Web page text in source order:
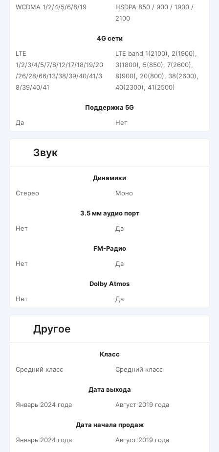
WCDMA 1/2/4/5/6/8/19
HSDPA 850 / 900 / 1900 /
2100
4G сети
LTE
1/2/3/4/5/7/8/12/17/18/19/20
/26/28/66/13/38/39/40/41/3
8/39/40/41
LTE band 1(2100), 2(1900),
3(1800), 5(850), 7(2600),
8(900), 20(800), 38(2600),
40(2300), 41(2500)
Поддержка 5G
Да
Нет
Звук
Динамики
Стерео
Моно
3.5 мм аудио порт
Нет
Да
FM-Радио
Нет
Да
Dolby Atmos
Нет
Да
Другое
Класс
Средний класс
Средний класс
Дата выхода
Январь 2024 года
Август 2019 года
Дата начала продаж
Январь 2024 года
Август 2019 года